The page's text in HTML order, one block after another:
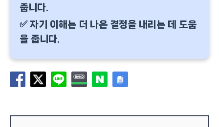
줍니다.
✅ 자기 이해는 더 나은 결정을 내리는 데 도움
을 줍니다.